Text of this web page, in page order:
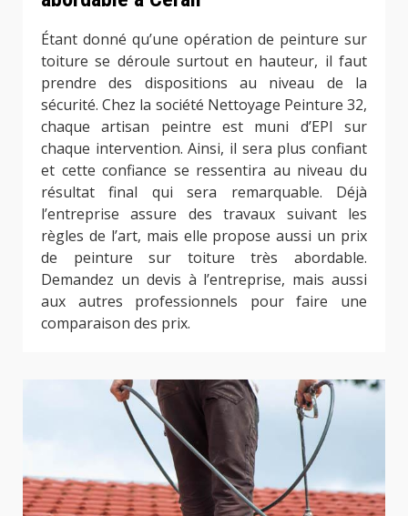
Étant donné qu’une opération de peinture sur
toiture se déroule surtout en hauteur, il faut
prendre des dispositions au niveau de la
sécurité. Chez la société Nettoyage Peinture 32,
chaque artisan peintre est muni d’EPI sur
chaque intervention. Ainsi, il sera plus confiant
et cette confiance se ressentira au niveau du
résultat final qui sera remarquable. Déjà
l’entreprise assure des travaux suivant les
règles de l’art, mais elle propose aussi un prix
de peinture sur toiture très abordable.
Demandez un devis à l’entreprise, mais aussi
aux autres professionnels pour faire une
comparaison des prix.